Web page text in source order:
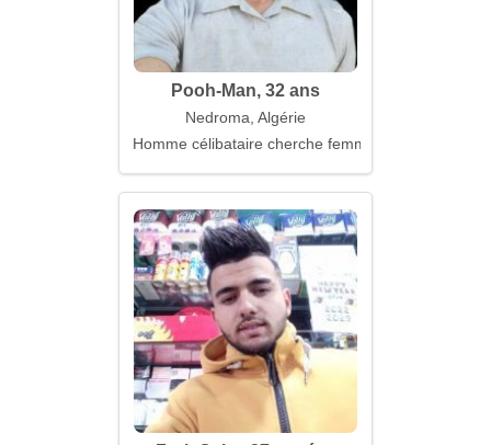
Pooh-Man, 32 ans
Nedroma, Algérie
Homme célibataire cherche femme